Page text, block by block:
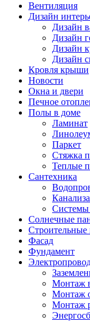
Вентиляция
Дизайн
Дизайн
Дизайн
Дизайн
Дизайн
Кровля крыши
Новости
Окна и двери
Печное
Полы в доме
Ламинат
Паркет
Стяжка
Теплые
Сантехника
Системы
Солнечные
Строительные
Фасад
Фундамент
Монтаж
Монтаж
Монтаж